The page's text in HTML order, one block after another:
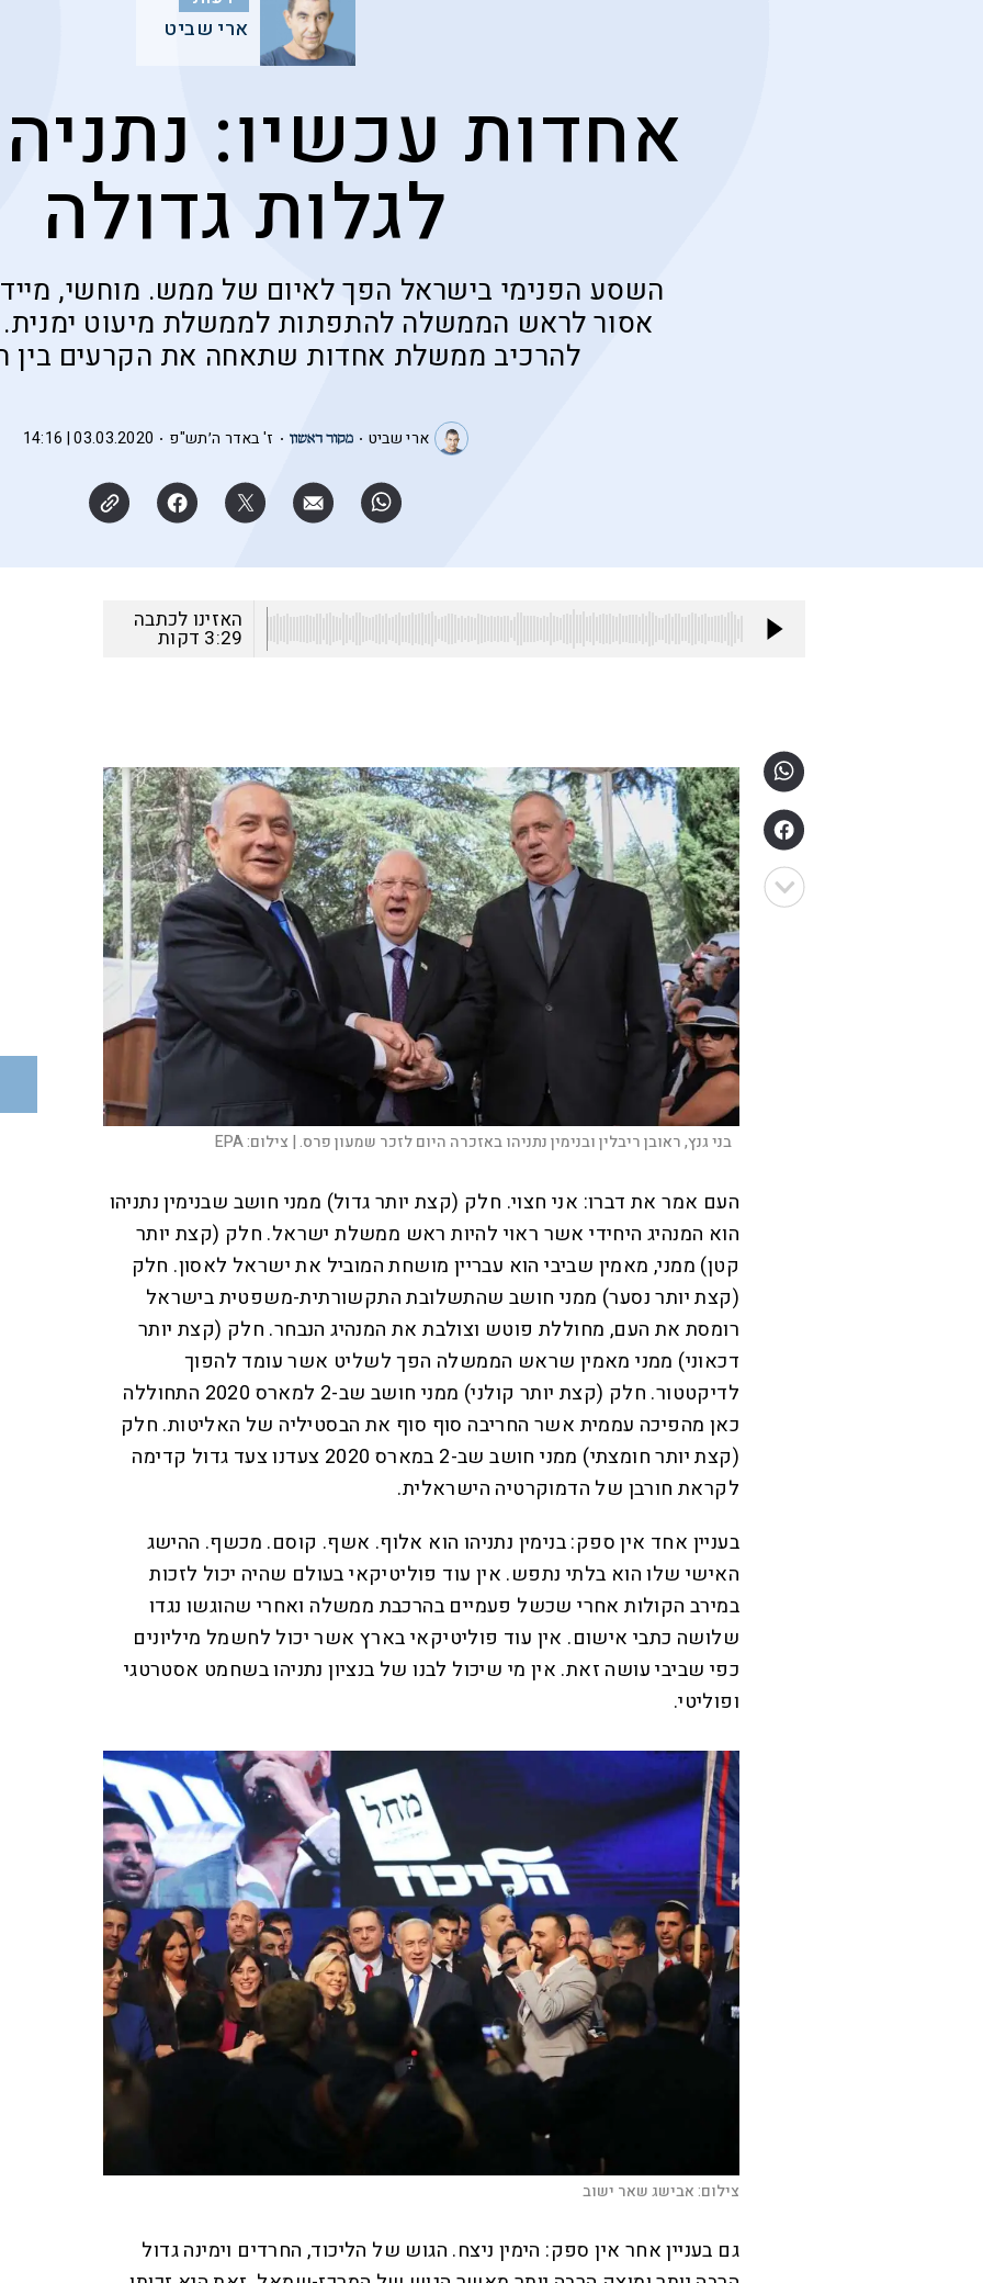
ארי שביט
אחדות עכשיו:
לגלות גדולה
השסע הפנימי בישראל הפך לאיום של ממש. מוחשי,
אסור לראש הממשלה להתפתות לממשלת מיעוט
להרכיב ממשלת אחדות שתאחה את הקרעים בין
ארי שביט ז' באדר ה׳תש"פ 03.03.2020 | 14:16
האזינו לכתבה
3:29 דקות
בני גנץ, ראובן ריבלין ובנימין נתניהו באזכרה היום לזכר שמעון פרס. | צילום:EPA
העם אמר את דברו: אני חצוי. חלק (קצת יותר גדול) ממני חושב שבנימין נתניהו
הוא המנהיג היחידי אשר ראוי להיות ראש ממשלת ישראל. חלק (קצת יותר
קטן) ממני, מאמין שביבי הוא עבריין מושחת המוביל את ישראל לאסון. חלק
(קצת יותר נסער) ממני חושב שהתשלובת התקשורתית-משפטית בישראל
רומסת את העם, מחוללת פוטש וצולבת את המנהיג הנבחר. חלק (קצת יותר
דכאוני) ממני מאמין שראש הממשלה הפך לשליט אשר עומד להפוך
לדיקטטור. חלק (קצת יותר קולני) ממני חושב שב-2 למארס 2020 התחוללה
כאן מהפיכה עממית אשר החריבה סוף סוף את הבסטיליה של האליטות. חלק
(קצת יותר חומצתי) ממני חושב שב-2 במארס 2020 צעדנו צעד גדול קדימה
לקראת חורבן של הדמוקרטיה הישראלית.
בעניין אחד אין ספק: בנימין נתניהו הוא אלוף. אשף. קוסם. מכשף. ההישג
האישי שלו הוא בלתי נתפש. אין עוד פוליטיקאי בעולם שהיה יכול לזכות
במירב הקולות אחרי שכשל פעמיים בהרכבת ממשלה ואחרי שהוגשו נגדו
שלושה כתבי אישום. אין עוד פוליטיקאי בארץ אשר יכול לחשמל מיליונים
כפי שביבי עושה זאת. אין מי שיכול לבנו של בנציון נתניהו בשחמט אסטרטגי
ופוליטי.
צילום:אבישג שאר ישוב
גם בעניין אחר אין ספק: הימין ניצח. הגוש של הליכוד, החרדים וימינה גדול